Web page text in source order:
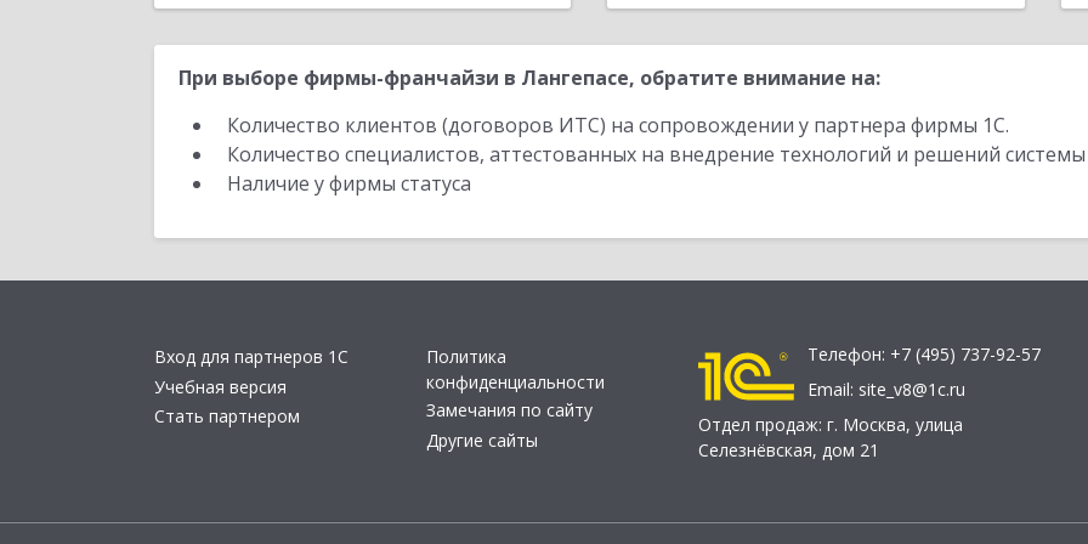
При выборе фирмы-франчайзи в Лангепасе, обратите внимание на:
Количество клиентов (договоров ИТС) на сопровождении у партнера фирмы 1С.
Количество специалистов, аттестованных на внедрение технологий и решений
Наличие у фирмы статуса
Вход для партнеров 1С
Учебная версия
Стать партнером
Политика
конфиденциальности
Замечания по сайту
Другие сайты
Телефон: +7 (495) 737-92-57
Email: site_v8@1c.ru
Отдел продаж: г. Москва, улица
Селезнёвская, дом 21